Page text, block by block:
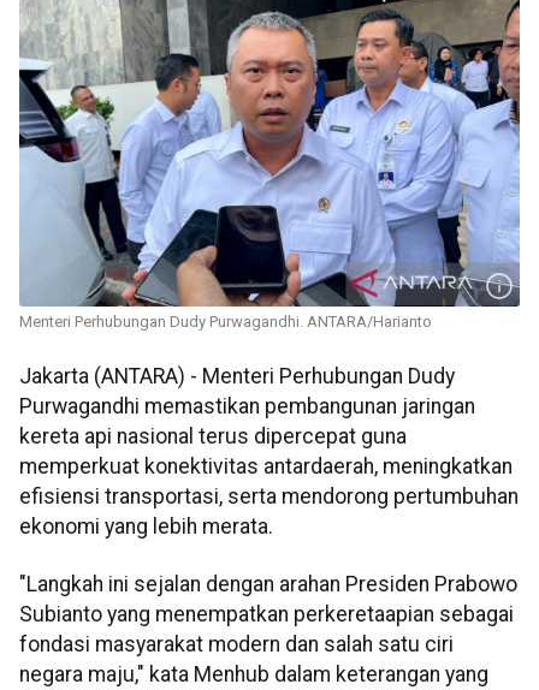
Menteri Perhubungan Dudy Purwagandhi. ANTARA/Harianto
Jakarta (ANTARA) - Menteri Perhubungan Dudy
Purwagandhi memastikan pembangunan jaringan
kereta api nasional terus dipercepat guna
memperkuat konektivitas antardaerah, meningkatkan
efisiensi transportasi, serta mendorong pertumbuhan
ekonomi yang lebih merata.
"Langkah ini sejalan dengan arahan Presiden Prabowo
Subianto yang menempatkan perkeretaapian sebagai
fondasi masyarakat modern dan salah satu ciri
negara maju," kata Menhub dalam keterangan yang